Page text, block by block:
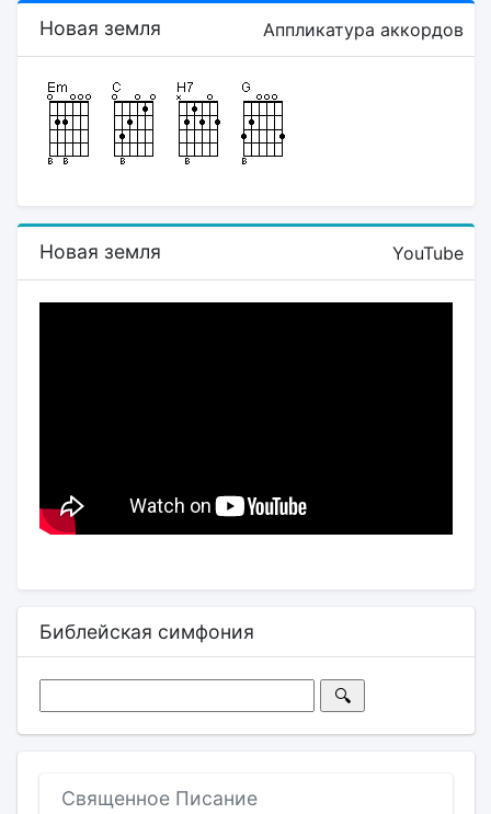
Новая земля Аппликатура аккордов
Новая земля YouTube
Библейская симфония
Священное Писание